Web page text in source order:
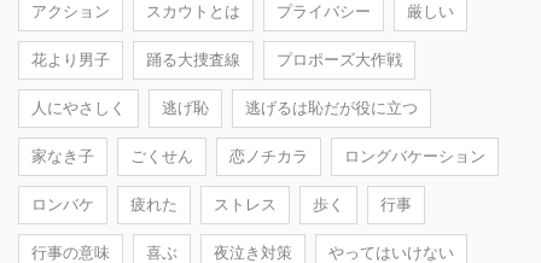
アクション スカウトとは プライバシー 厳しい
花より男子 踊る大捜査線 プロポーズ大作戦
人にやさしく 逃げ恥 逃げるは恥だが役に立つ
家なき子 ごくせん 恋ノチカラ ロングバケーション
ロンバケ 疲れた ストレス 歩く 行事
行事の意味 喜ぶ 夜泣き対策 やってはいけない